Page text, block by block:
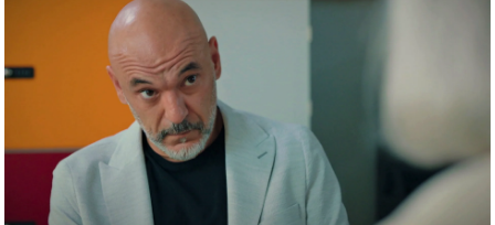
Publicado: 14 de agosto de 2025, 02:00